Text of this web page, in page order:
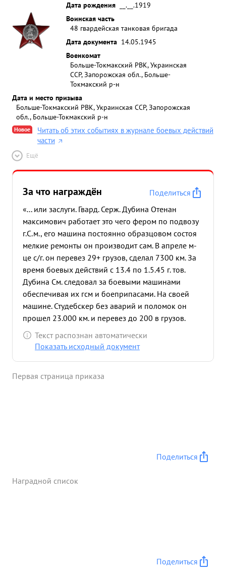
Дата рождения
__.__.1919
Воинская часть
48 гвардейская танковая бригада
Дата документа 14.05.1945
Военкомат
Больше-Токмакский РВК, Украинская
ССР, Запорожская обл., Больше-
Токмакский р-н
Дата и место призыва
Больше-Токмакский РВК, Украинская ССР, Запорожская
обл., Больше-Токмакский р-н
Новое
Читать об этих событиях в журнале боевых действий
части
Ещё
За что награждён
Поделиться
«... или заслуги. Гвард. Серж. Дубина Отенан
максимович работает это чего фером по подвозу
г.С.м., его машина постоянно образцовом состоя
мелкие ремонты он производит сам. В апреле м-
це с/г. он перевез 29+ грузов, сделал 7300 км. За
время боевых действий с 13.4 по 1.5.45 г. тов.
Дубина См. следовал за боевыми машинами
обеспечивая их гсм и боеприпасами. На своей
машине. Студебскер без аварий и поломок он
прошел 23.000 км. и перевез до 200 в грузов.
Свард. серж. Дубина Степан Максимович опытный
и 18 летъ въ дом бракомъ ...»
Текст распознан автоматически
Показать исходный документ
Первая страница приказа
Поделиться
Наградной список
Поделиться